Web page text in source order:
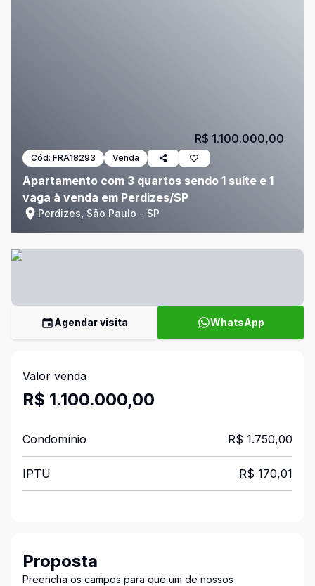
Cód: FRA18293 Venda
Apartamento com 3 quartos sendo 1 suíte e 1
vaga à venda em Perdizes/SP
Perdizes, São Paulo - SP
R$ 1.100.000,00
Agendar visita WhatsApp
Valor venda
R$ 1.100.000,00
Condomínio R$ 1.750,00
IPTU R$ 170,01
Proposta
Preencha os campos para que um de nossos